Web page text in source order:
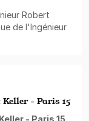
Robert
de l'Ingénieur
- Paris 15
- Paris 15